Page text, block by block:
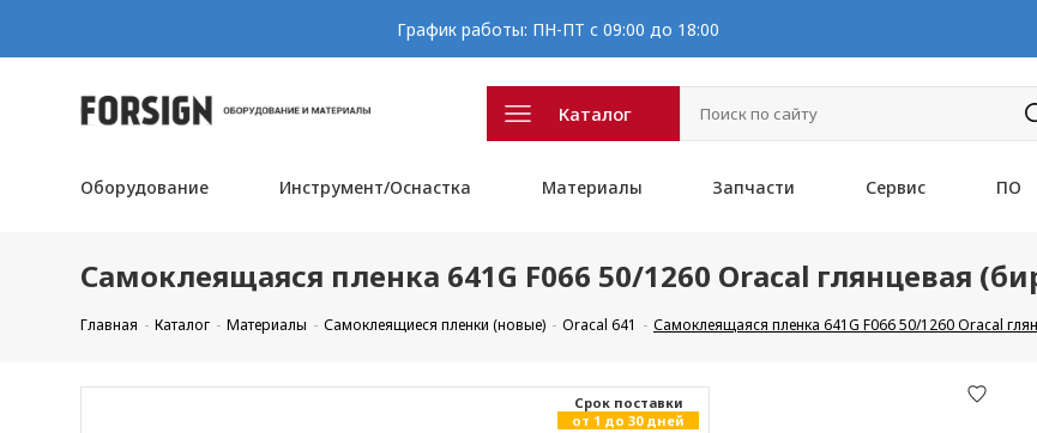
График работы: ПН-ПТ с 09:00 до 18:00
Каталог
Оборудование Инструмент/Оснастка Материалы Запчасти Сервис ПО
Самоклеящаяся пленка 641G F066 50/1260 Oracal глянцевая
Главная Каталог Материалы Самоклеящиеся пленки (новые) Oracal 641 Самоклеящаяся пленка 641G F066 50/1260 Oracal
Cрок поставки
от 1 до 30 дней